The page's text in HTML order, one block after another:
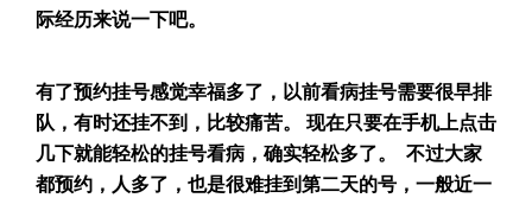
际经历来说一下吧。
有了预约挂号感觉幸福多了，以前看病挂号需要很早排
队，有时还挂不到，比较痛苦。 现在只要在手机上点击
几下就能轻松的挂号看病，确实轻松多了。 不过大家
都预约，人多了，也是很难挂到第二天的号，一般近一